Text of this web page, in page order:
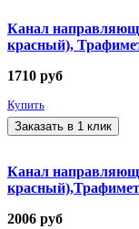
Канал
красный),
1710 руб
Купить
Заказать в 1 клик
Канал
красный),Трафимет
2006 руб